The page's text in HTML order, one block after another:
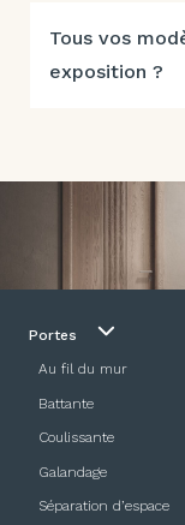
Tous vos
exposition ?
Portes
Au fil du mur
Battante
Coulissante
Galandage
Séparation d’espace